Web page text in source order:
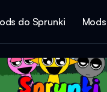
do Sprunki